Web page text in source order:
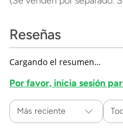
Reseñas
Cargando el resumen…
Por favor, inicia sesión
Más reciente